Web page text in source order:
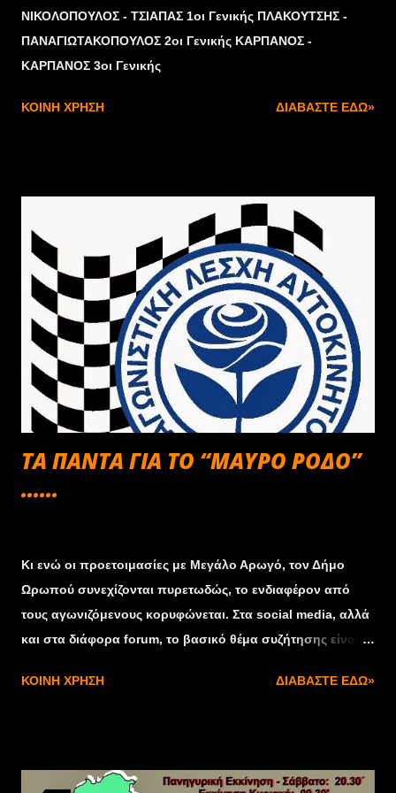
ΝΙΚΟΛΟΠΟΥΛΟΣ - ΤΣΙΑΠΑΣ 1οι Γενικής ΠΛΑΚΟΥΤΣΗΣ -
ΠΑΝΑΓΙΩΤΑΚΟΠΟΥΛΟΣ 2οι Γενικής ΚΑΡΠΑΝΟΣ -
ΚΑΡΠΑΝΟΣ 3οι Γενικής
ΚΟΙΝΉ ΧΡΉΣΗ ΔΙΑΒΆΣΤΕ ΕΔΏ»
ΤΑ ΠΑΝΤΑ ΓΙΑ ΤΟ “ΜΑΥΡΟ ΡΟΔΟ”
......
Κι ενώ οι προετοιμασίες με Μεγάλο Αρωγό, τον Δήμο
Ωρωπού συνεχίζονται πυρετωδώς, το ενδιαφέρον από
τους αγωνιζόμενους κορυφώνεται. Στα social media, αλλά
και στα διάφορα forum, το βασικό θέμα συζήτησης είναι
Οκτωβρίου. Το μοναδικό χωμάτινο Sprint μέσα στην
εμπλεκομένων και των μελών της Α.Λ.Α. είναι να γίνει ένας
ΚΟΙΝΉ ΧΡΉΣΗ ΔΙΑΒΆΣΤΕ ΕΔΏ»